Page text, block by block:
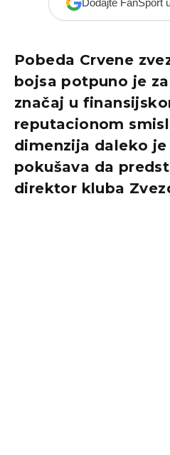
Dodajte FanSport
Pobeda Crvene
bojsa potpuno je
značaj u
reputacionom
dimenzija daleko
pokušava da
direktor kluba